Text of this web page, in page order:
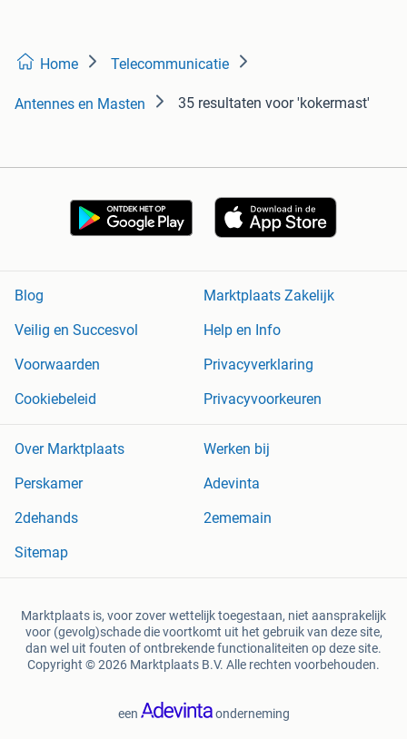
Home Telecommunicatie
Antennes en Masten 35 resultaten voor 'kokermast'
Blog
Marktplaats Zakelijk
Veilig en Succesvol
Help en Info
Voorwaarden
Privacyverklaring
Cookiebeleid
Privacyvoorkeuren
Over Marktplaats
Werken bij
Perskamer
Adevinta
2dehands
2ememain
Sitemap
Marktplaats is, voor zover wettelijk toegestaan, niet aansprakelijk
voor (gevolg)schade die voortkomt uit het gebruik van deze site,
dan wel uit fouten of ontbrekende functionaliteiten op deze site.
Copyright © 2026 Marktplaats B.V. Alle rechten voorbehouden.
een onderneming